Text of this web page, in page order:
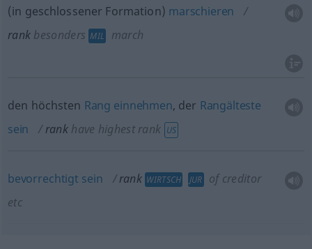
(in geschlossener Formation) marschieren
rank besonders MIL march
den höchsten Rang einnehmen, der Rangälteste
sein
rank have highest rank US
bevorrechtigt sein rank WIRTSCH JUR
of creditor
etc